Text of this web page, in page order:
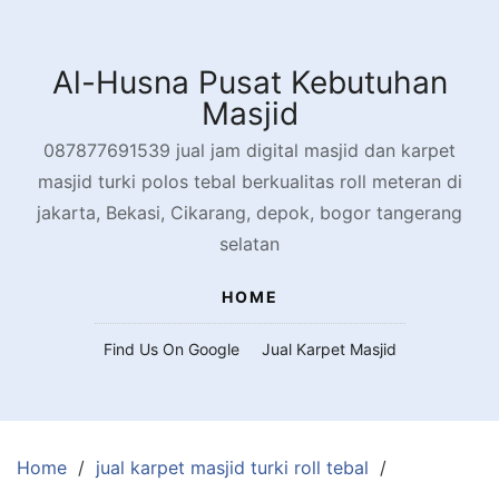
contentAl-Husna Pusat Kebutuhan
Masjid
087877691539 jual jam digital masjid dan karpet
masjid turki polos tebal berkualitas roll meteran di
jakarta, Bekasi, Cikarang, depok, bogor tangerang
selatan
HOME
Find Us On Google Jual Karpet Masjid
Home
jual karpet masjid turki roll tebal